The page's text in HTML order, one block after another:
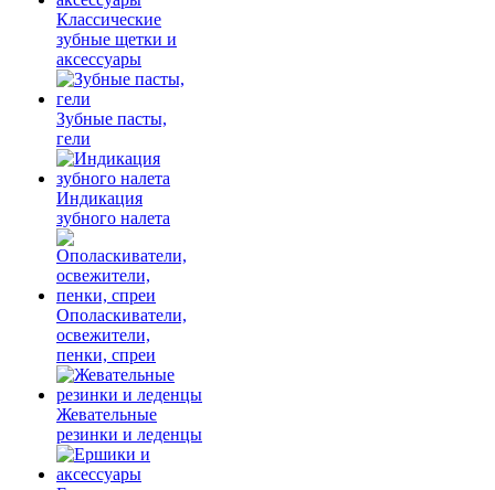
Классические
зубные щетки и
аксессуары
Зубные пасты,
гели
Индикация
зубного налета
Ополаскиватели,
освежители,
пенки, спреи
Жевательные
резинки и леденцы